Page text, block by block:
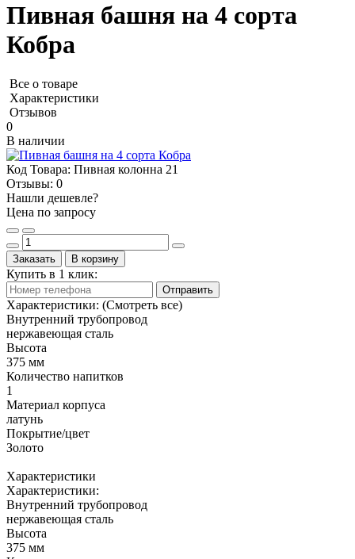
Пивная башня на 4 сорта
Кобра
Все о товаре
Характеристики
Отзывов
0
В наличии
Код Товара: Пивная колонна 21
Отзывы: 0
Нашли дешевле?
Цена по запросу
Заказать В корзину
Купить в 1 клик:
Отправить
Характеристики: (Смотреть все)
Внутренний трубопровод
нержавеющая сталь
Высота
375 мм
Количество напитков
1
Материал корпуса
латунь
Покрытие/цвет
Золото
Характеристики
Характеристики:
Внутренний трубопровод
нержавеющая сталь
Высота
375 мм